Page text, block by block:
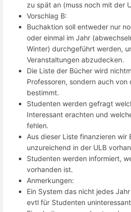
zu spät an (muss noch mit der
Vorschlag B:
Buchaktion soll entweder nur
oder einmal im Jahr
Winter) durchgeführt werden,
Veranstaltungen abzudecken.
Die Liste der Bücher wird
Professoren, sondern auch von
bestimmt.
Studenten werden gefragt
Interessant erachten und
fehlen.
Aus dieser Liste finanzieren wir
unzureichend in der ULB
Studenten werden informiert,
vorhanden ist.
Anmerkungen:
Ein System das nicht jedes
evtl für Studenten